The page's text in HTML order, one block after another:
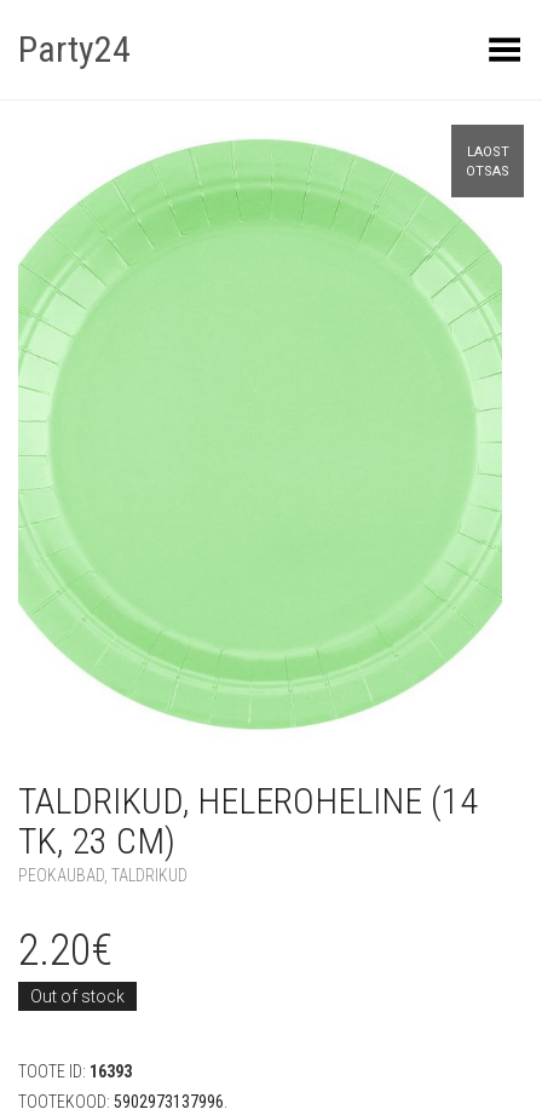
Party24 Kuva menüü
LAOST
OTSAS
TALDRIKUD, HELEROHELINE (14
TK, 23 CM)
PEOKAUBAD TALDRIKUD
2.20€
Out of stock
TOOTE ID: 16393
TOOTEKOOD: 5902973137996